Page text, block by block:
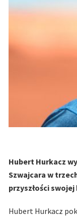
Hubert Hurkacz
Szwajcara w
przyszłości
Hubert Hurkacz